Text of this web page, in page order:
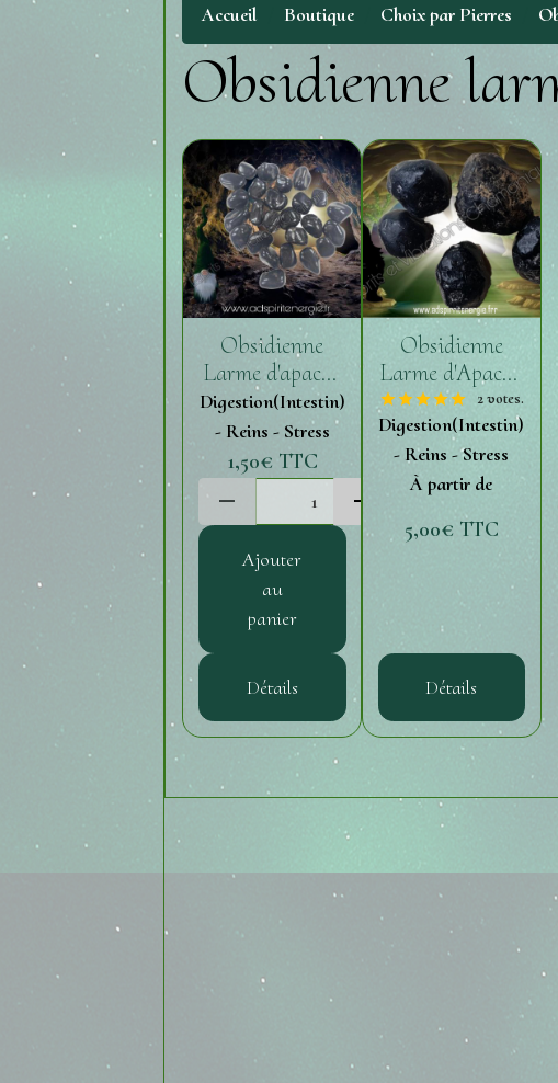
Accueil Boutique Choix par Pierres
Obsidienne
Obsidienne
Larme d'apache
roulée (1 - 2 cm)
Digestion(Intestin)
- Reins - Stress
1,50€ TTC
Ajouter
au
panier
Détails
Obsidienne
Larme d'Apache
brute (Pls
tailles)
2 votes.
Digestion(Intestin)
- Reins - Stress
À partir de
5,00€ TTC
Détails